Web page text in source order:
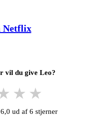
Netflix
vil du give Leo?
★ ★
ud af 6 stjerner